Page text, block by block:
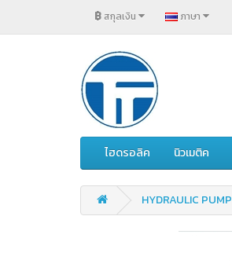
฿ สกุลเงิน ภาษา
ไฮดรอลิค นิวเมติค
HYDRAULIC PUMP